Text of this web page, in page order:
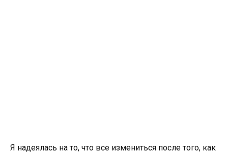
Я надеялась на то, что все измениться после того, как